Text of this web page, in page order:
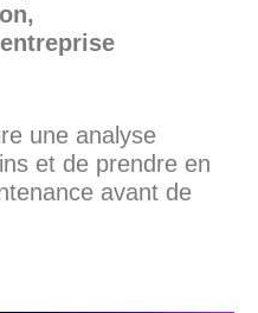
une analyse
et de prendre en
avant de